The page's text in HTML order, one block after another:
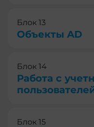
Блок 13
Объекты AD
Блок 14
Работа с
Блок 15